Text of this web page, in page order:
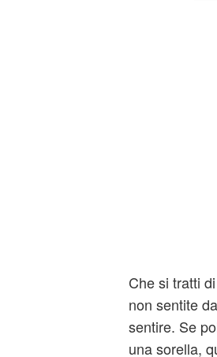
Che si tratti
non sentite
sentire. Se
una sorella,